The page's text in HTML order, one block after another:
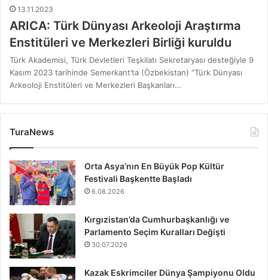
13.11.2023
ARICA: Türk Dünyası Arkeoloji Araştırma
Enstitüleri ve Merkezleri Birliği kuruldu
Türk Akademisi, Türk Devletleri Teşkilatı Sekretaryası desteğiyle 9
Kasım 2023 tarihinde Semerkant’ta (Özbekistan) “Türk Dünyası
Arkeoloji Enstitüleri ve Merkezleri Başkanları…
TuraNews
Orta Asya’nın En Büyük Pop Kültür
Festivali Başkentte Başladı
6.08.2026
Kırgızistan’da Cumhurbaşkanlığı ve
Parlamento Seçim Kuralları Değişti
30.07.2026
Kazak Eskrimciler Dünya Şampiyonu Oldu